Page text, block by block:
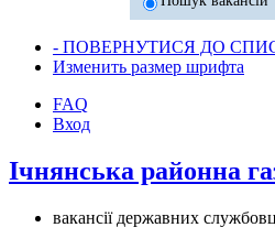
- ПОВЕРНУТИСЯ ДО
Изменить размер шрифта
FAQ
Вход
Ічнянська районна
вакансії державних